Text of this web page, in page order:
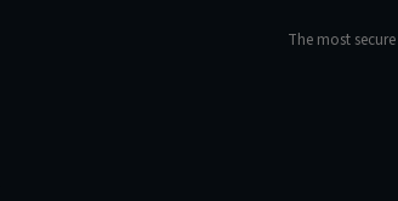
The most